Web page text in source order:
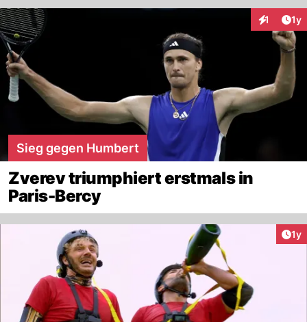
1 1y
Sieg gegen Humbert
Zverev triumphiert erstmals in
Paris-Bercy
1y